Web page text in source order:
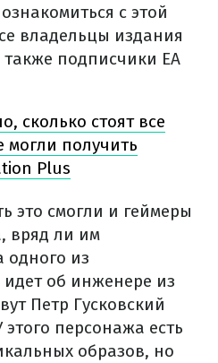
с этой
владельцы издания
подписчики EA
сколько стоят все
могли получить
Plus
это смогли и геймеры
вряд ли им
одного из
об инженере из
Петр Гусковский
персонажа есть
образов, но